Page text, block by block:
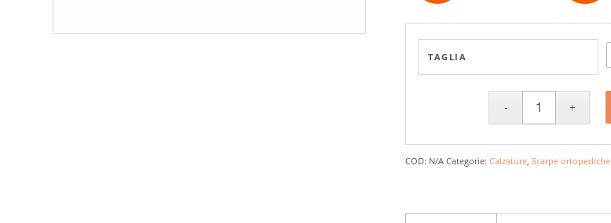
TAGLIA
COD: N/A Categorie:Calzature ,Scarpe ortopediche